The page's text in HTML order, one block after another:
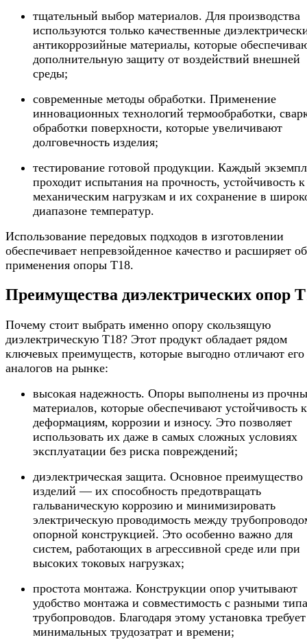
тщательный выбор материалов. Для производства
используются только качественные
антикоррозийные материалы, которые
дополнительную защиту от воздействий внешней
среды;
современные методы обработки. Применение
инновационных технологий термообработки,
обработки поверхности, которые увеличивают
долговечность изделия;
тестирование готовой продукции. Каждый
проходит испытания на прочность, устойчивость к
механическим нагрузкам и их сохранение в
диапазоне температур.
Использование передовых подходов в изготовлении
обеспечивает непревзойденное качество и расширяет
применения опоры Т18.
Преимущества диэлектрических опор
Почему стоит выбрать именно опору скользящую
диэлектрическую Т18? Этот продукт обладает рядом
ключевых преимуществ, которые выгодно отличают его
аналогов на рынке:
высокая надежность. Опоры выполнены из
материалов, которые обеспечивают устойчивость к
деформациям, коррозии и износу. Это позволяет
использовать их даже в самых сложных условиях
эксплуатации без риска повреждений;
диэлектрическая защита. Основное преимущество
изделий — их способность предотвращать
гальваническую коррозию и минимизировать
электрическую проводимость между
опорной конструкцией. Это особенно важно для
систем, работающих в агрессивной среде или при
высоких токовых нагрузках;
простота монтажа. Конструкции опор учитывают
удобство монтажа и совместимость с разными
трубопроводов. Благодаря этому установка требует
минимальных трудозатрат и времени;